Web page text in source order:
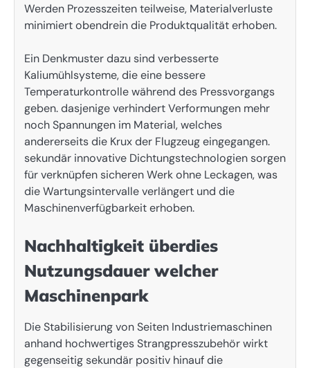
Werden Prozesszeiten teilweise, Materialverluste
minimiert obendrein die Produktqualität erhoben.
Ein Denkmuster dazu sind verbesserte
Kaliumühlsysteme, die eine bessere
Temperaturkontrolle während des Pressvorgangs
geben. dasjenige verhindert Verformungen mehr
noch Spannungen im Material, welches
andererseits die Krux der Flugzeug eingegangen.
sekundär innovative Dichtungstechnologien sorgen
für verknüpfen sicheren Werk ohne Leckagen, was
die Wartungsintervalle verlängert und die
Maschinenverfügbarkeit erhoben.
Nachhaltigkeit überdies
Nutzungsdauer welcher
Maschinenpark
Die Stabilisierung von Seiten Industriemaschinen
anhand hochwertiges Strangpresszubehör wirkt
gegenseitig sekundär positiv hinauf die